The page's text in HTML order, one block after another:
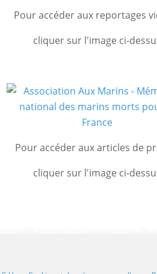
Pour accéder aux reportages
cliquer sur l'image ci-
Pour accéder aux articles de
cliquer sur l'image ci-